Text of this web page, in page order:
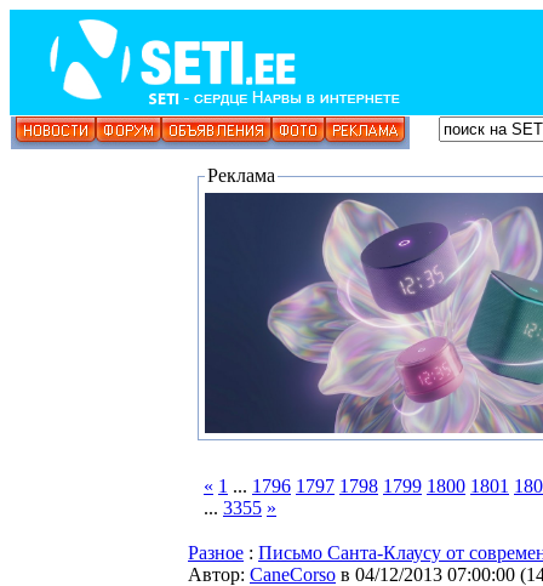
Реклама
« 1 ... 1796 1797 1798 1799 1800 1801
... 3355 »
Разное : Письмо Санта-Клаусу от
Автор: CaneCorso в 04/12/2013 07:00:00 (